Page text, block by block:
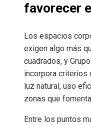
favorecer
Los espacios
exigen algo más
cuadrados, y
incorpora criterios
luz natural, uso
zonas que
Entre los puntos